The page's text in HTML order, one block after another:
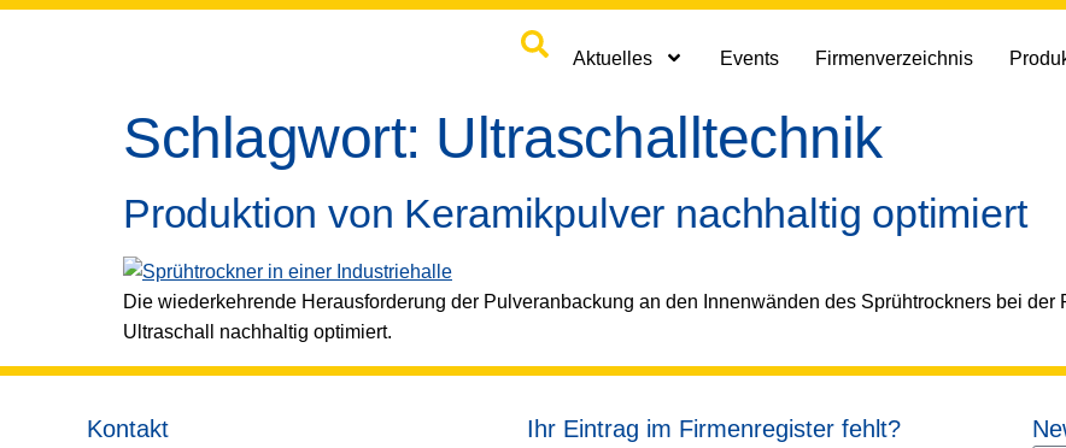
Aktuelles
Events Firmenverzeichnis
Schlagwort: Ultraschalltechnik
Produktion von Keramikpulver nachhaltig optimiert
Die wiederkehrende Herausforderung der Pulveranbackung an den Innenwänden des Sprühtrockners bei
Ultraschall nachhaltig optimiert.
Kontakt Ihr Eintrag im Firmenregister fehlt?